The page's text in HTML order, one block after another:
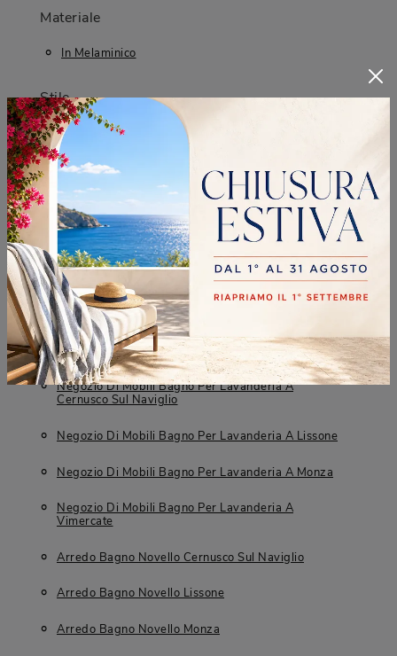
Materiale
In Melaminico
Stile
Moderno
I più visti a :
Cernusco Sul Naviglio Lissone
Monza Vimercate
CONTINUA A NAVIGARE
Negozio Di Mobili Bagno Per Lavanderia A
Cernusco Sul Naviglio
Negozio Di Mobili Bagno Per Lavanderia A Lissone
Negozio Di Mobili Bagno Per Lavanderia A Monza
Negozio Di Mobili Bagno Per Lavanderia A
Vimercate
Arredo Bagno Novello Cernusco Sul Naviglio
Arredo Bagno Novello Lissone
Arredo Bagno Novello Monza